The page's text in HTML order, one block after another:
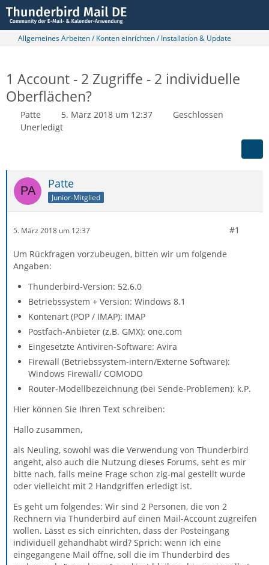
Allgemeines Arbeiten / Konten einrichten / Installation & Update
1 Account - 2 Zugriffe - 2 individuelle
Oberflächen?
Patte 5. März 2018 um 12:37
Geschlossen
Unerledigt
Patte
Junior-Mitglied
5. März 2018 um 12:37 #1
Um Rückfragen vorzubeugen, bitten wir um folgende
Angaben:
Thunderbird-Version: 52.6.0
Betriebssystem + Version: Windows 8.1
Kontenart (POP / IMAP): IMAP
Postfach-Anbieter (z.B. GMX): one.com
Eingesetzte Antiviren-Software: Avira
Firewall (Betriebssystem-intern/Externe Software):
Windows Firewall/ COMODO
Router-Modellbezeichnung (bei Sende-Problemen): k.P.
Hier können Sie Ihren Text schreiben:
Hallo zusammen,
als Neuling, sowohl was die Verwendung von Thunderbird
angeht, also auch die Nutzung dieses Forums, seht es mir
bitte nach, falls meine Frage schon zig-mal gestellt wurde
oder vielleicht mit 2 Handgriffen erledigt ist.
Es geht um folgendes: Wir sind 2 Personen, die von 2
Rechnern via Thunderbird auf einen Mail-Account zugreifen
wollen. Lässt es sich einrichten, dass der Posteingang
individuell gehandhabt wird? Sprich: wenn ich eine
eingegangene Mail öffne, soll die im Thunderbird des